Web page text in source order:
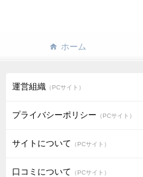
ホーム
運営組織 （PCサイト）
プライバシーポリシー （PCサイト）
サイトについて （PCサイト）
口コミについて （PCサイト）